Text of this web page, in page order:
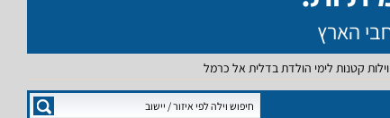
וילות קטנות לימי הולדת בדלית אל כרמל